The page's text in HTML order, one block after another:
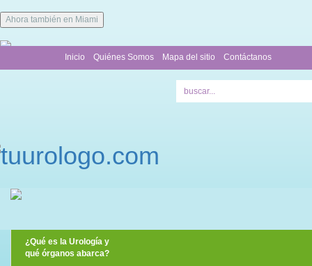
Ahora también en Miami
Contáctanos
Mapa del sitio
Quiénes Somos
Inicio
¿Qué es la Urología y
qué órganos abarca?